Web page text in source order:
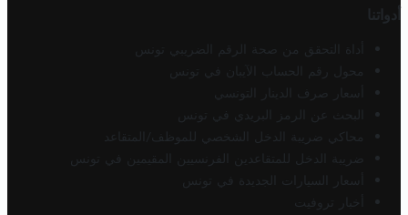
أدواتنا
أداة التحقق من صحة الرقم الضريبي تونس
محول رقم الحساب الآيبان في تونس
أسعار صرف الدينار التونسي
البحث عن الرمز البريدي في تونس
محاكي ضريبة الدخل الشخصي للموظف/المتقاعد
ضريبة الدخل للمتقاعدين الفرنسيين المقيمين في تونس
أسعار السيارات الجديدة في تونس
أخبار تروفيت